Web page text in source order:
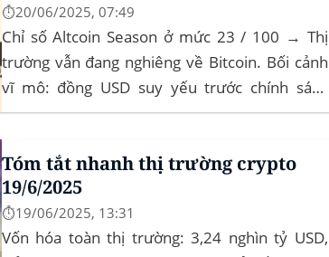
⏱️20/06/2025, 07:49
Chỉ số Altcoin Season ở mức 23 / 100 → Thị
trường vẫn đang nghiêng về Bitcoin. Bối cảnh
vĩ mô: đồng USD suy yếu trước chính sách
“Trumponomics”, nhà đầu tư tìm đến vàng và
crypto như “nơi trú ẩn” mới. Sự kiện Chi tiết
Hack 100 triệu USD...
Tóm tắt nhanh thị trường crypto
19/6/2025
⏱️19/06/2025, 13:31
Vốn hóa toàn thị trường: 3,24 nghìn tỷ USD,